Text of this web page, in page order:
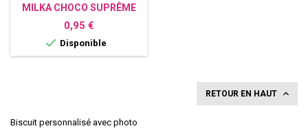
MILKA CHOCO SUPRÊME
PERSONNALISÉ STITCH
Prix
0,95 €
 Disponible
RETOUR EN HAUT 
Biscuit personnalisé avec photo